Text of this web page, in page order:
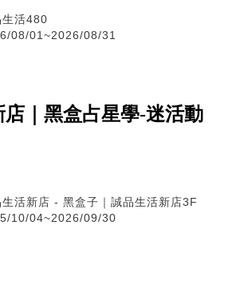
生活480
08/01~2026/08/31
｜黑盒占星學-迷活動
生活新店 - 黑盒子｜誠品生活新店3F
10/04~2026/09/30